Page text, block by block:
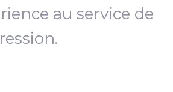
au service de